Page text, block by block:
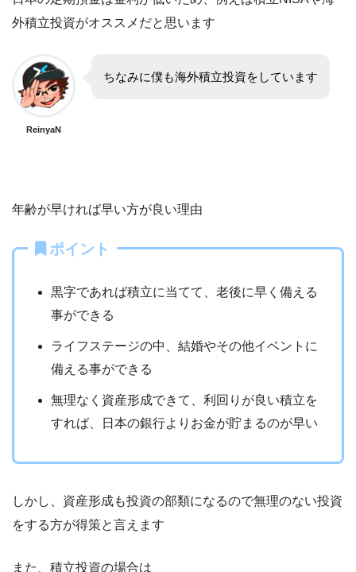
外積立投資がオススメだと思います
ReinyaN
ちなみに僕も海外積立投資をしています
年齢が早ければ早い方が良い理由
ポイント
黒字であれば積立に当てて、老後に早く備える
事ができる
ライフステージの中、結婚やその他イベントに
備える事ができる
無理なく資産形成できて、利回りが良い積立を
すれば、日本の銀行よりお金が貯まるのが早い
しかし、資産形成も投資の部類になるので無理のない投資
をする方が得策と言えます
また、積立投資の場合は